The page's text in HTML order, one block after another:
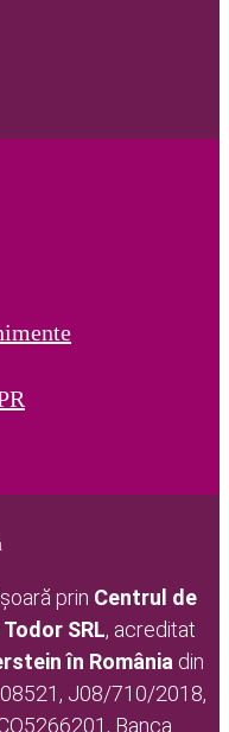
prin Centrul de
SRL, acreditat
în România din
J08/710/2018,
Banca